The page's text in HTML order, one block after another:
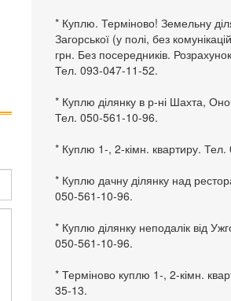
* Куплю. Терміново! Земельну
Загорської (у полі, без
грн. Без посередників.
Тел. 093-047-11-52.
* Куплю ділянку в р-ні Шахта,
Тел. 050-561-10-96.
* Куплю 1-, 2-кімн. квартиру.
* Куплю дачну ділянку над
050-561-10-96.
* Куплю ділянку неподалік від
050-561-10-96.
* Терміново куплю 1-, 2-кімн.
35-13.